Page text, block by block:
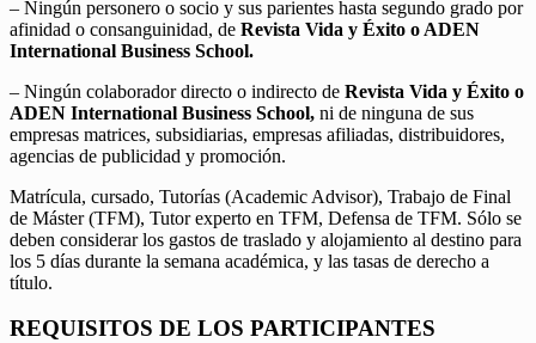
– Ningún personero o socio y sus parientes hasta segundo grado por
afinidad o consanguinidad, de Revista Vida y Éxito o ADEN
International Business School.
– Ningún colaborador directo o indirecto de Revista Vida y Éxito o
ADEN International Business School, ni de ninguna de sus
empresas matrices, subsidiarias, empresas afiliadas, distribuidores,
agencias de publicidad y promoción.
Matrícula, cursado, Tutorías (Academic Advisor), Trabajo de Final
de Máster (TFM), Tutor experto en TFM, Defensa de TFM. Sólo se
deben considerar los gastos de traslado y alojamiento al destino para
los 5 días durante la semana académica, y las tasas de derecho a
título.
REQUISITOS DE LOS PARTICIPANTES